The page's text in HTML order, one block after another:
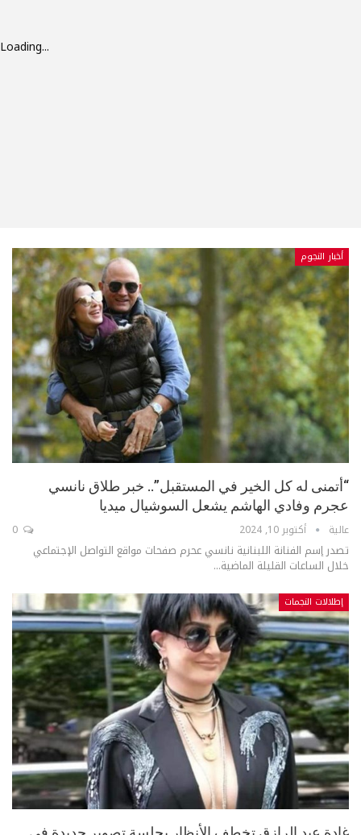
Loading...
أخبار النجوم
“أتمنى له كل الخير في المستقبل”.. خبر طلاق نانسي
عجرم وفادي الهاشم يشعل السوشيال ميديا
عالية أكتوبر 10, 2024
تصدر إسم الفنانة اللبنانية نانسي عحرم صفحات مواقع التواصل الإجتماعي
خلال الساعات القليلة الماضية...
إطلالات النجمات